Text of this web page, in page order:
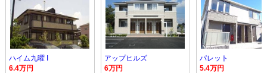
ハイム九曜 I
6.4万円
アップヒルズ
6万円
パレット
5.4万円